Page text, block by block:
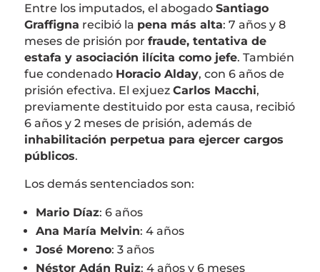
Entre los imputados, el abogado Santiago
Graffigna recibió la pena más alta: 7 años y 8
meses de prisión por fraude, tentativa de
estafa y asociación ilícita como jefe. También
fue condenado Horacio Alday, con 6 años de
prisión efectiva. El exjuez Carlos Macchi,
previamente destituido por esta causa, recibió
6 años y 2 meses de prisión, además de
inhabilitación perpetua para ejercer cargos
públicos.
Los demás sentenciados son:
Mario Díaz: 6 años
Ana María Melvin: 4 años
José Moreno: 3 años
Néstor Adán Ruiz: 4 años y 6 meses